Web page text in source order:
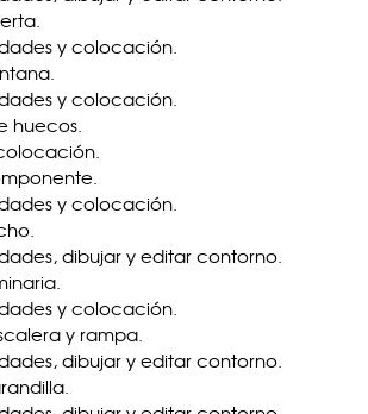
y colocación.
y colocación.
huecos.
y colocación.
dibujar y editar contorno.
y colocación.
y rampa.
dibujar y editar contorno.